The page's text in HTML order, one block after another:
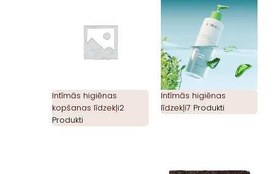
Intīmās higiēnas
kopšanas līdzekļi2
Produkti
Intīmās higiēnas
līdzekļi7 Produkti